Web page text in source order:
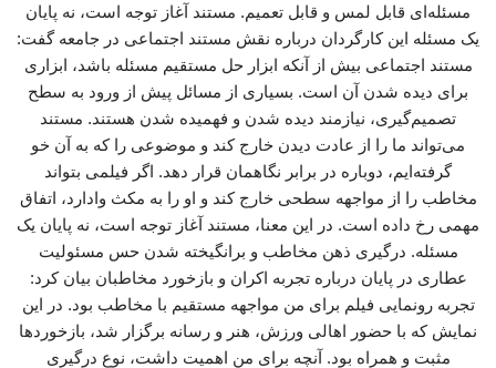
مسئله‌ای قابل لمس و قابل تعمیم. مستند آغاز توجه است، نه پایان
یک مسئله این کارگردان درباره نقش مستند اجتماعی در جامعه گفت:
مستند اجتماعی بیش از آنکه ابزار حل مستقیم مسئله باشد، ابزاری
برای دیده شدن آن است. بسیاری از مسائل پیش از ورود به سطح
تصمیم‌گیری، نیازمند دیده شدن و فهمیده شدن هستند. مستند
می‌تواند ما را از عادت دیدن خارج کند و موضوعی را که به آن خو
گرفته‌ایم، دوباره در برابر نگاهمان قرار دهد. اگر فیلمی بتواند
مخاطب را از مواجهه سطحی خارج کند و او را به مکث وادارد، اتفاق
مهمی رخ داده است. در این معنا، مستند آغاز توجه است، نه پایان یک
مسئله. درگیری ذهن مخاطب و برانگیخته شدن حس مسئولیت
عطاری در پایان درباره تجربه اکران و بازخورد مخاطبان بیان کرد:
تجربه رونمایی فیلم برای من مواجهه مستقیم با مخاطب بود. در این
نمایش که با حضور اهالی ورزش، هنر و رسانه برگزار شد، بازخوردها
مثبت و همراه بود. آنچه برای من اهمیت داشت، نوع درگیری